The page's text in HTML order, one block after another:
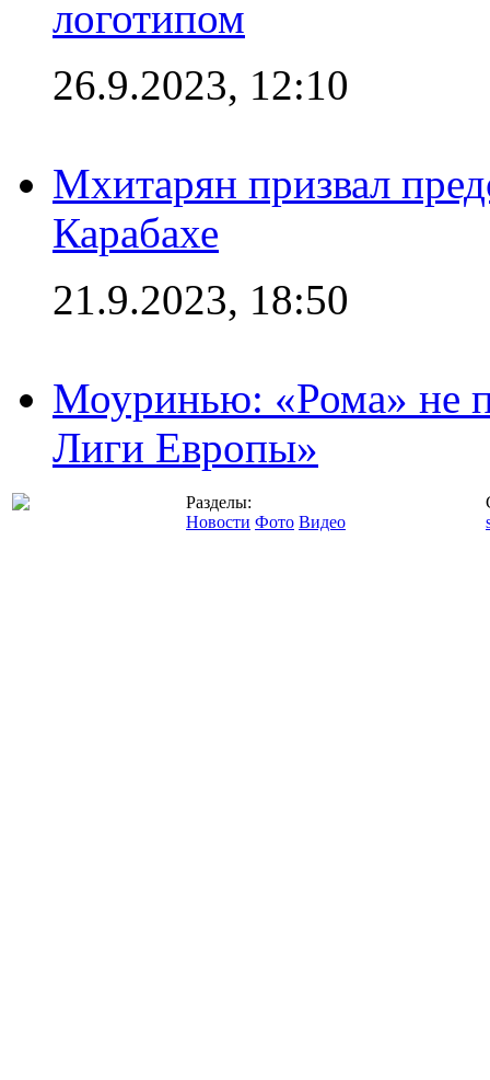
логотипом
26.9.2023, 12:10
Мхитарян призвал
Карабахе
21.9.2023, 18:50
Моуринью: «Рома» не
Лиги Европы»
Разделы:
Новости Фото Видео